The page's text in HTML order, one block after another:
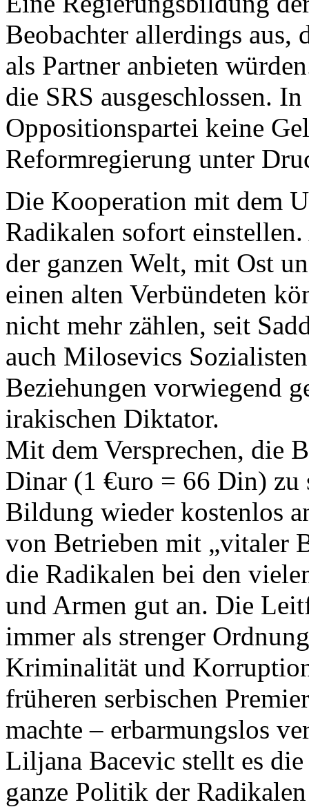
Beobachter allerdings aus,
als Partner anbieten
die SRS ausgeschlossen.
Oppositionspartei keine
Reformregierung unter
Die Kooperation mit dem
Radikalen sofort
der ganzen Welt, mit Ost
einen alten Verbündeten
nicht mehr zählen, seit
auch Milosevics
Beziehungen vorwiegend
irakischen Diktator.
Mit dem Versprechen, die
Dinar (1 €uro = 66 Din) zu
Bildung wieder kostenlos
von Betrieben mit „vitaler
die Radikalen bei den
und Armen gut an. Die
immer als strenger
Kriminalität und
früheren serbischen
machte – erbarmungslos
Liljana Bacevic stellt es
ganze Politik der